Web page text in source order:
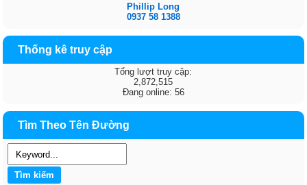
Phillip Long
0937 58 1388
Thống kê truy cập
Tổng lượt truy cập:
2,872,515
Đang online: 56
Tìm Theo Tên Đường